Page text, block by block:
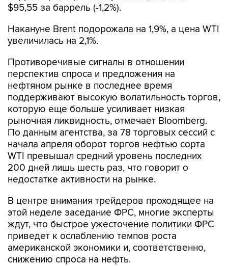
$95,55 за баррель (-1,2%).
Накануне Brent подорожала на 1,9%, а цена WTI
увеличилась на 2,1%.
Противоречивые сигналы в отношении
перспектив спроса и предложения на
нефтяном рынке в последнее время
поддерживают высокую волатильность торгов,
которую еще больше усиливает низкая
рыночная ликвидность, отмечает Bloomberg.
По данным агентства, за 78 торговых сессий с
начала апреля оборот торгов нефтью сорта
WTI превышал средний уровень последних
200 дней лишь шесть раз, что говорит о
недостатке активности на рынке.
В центре внимания трейдеров проходящее на
этой неделе заседание ФРС, многие эксперты
ждут, что быстрое ужесточение политики ФРС
приведет к ослаблению темпов роста
американской экономики и, соответственно,
снижению спроса на нефть.